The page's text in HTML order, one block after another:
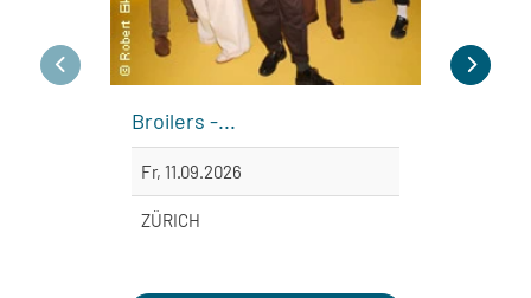
Broilers -...
Fr, 11.09.2026
ZÜRICH